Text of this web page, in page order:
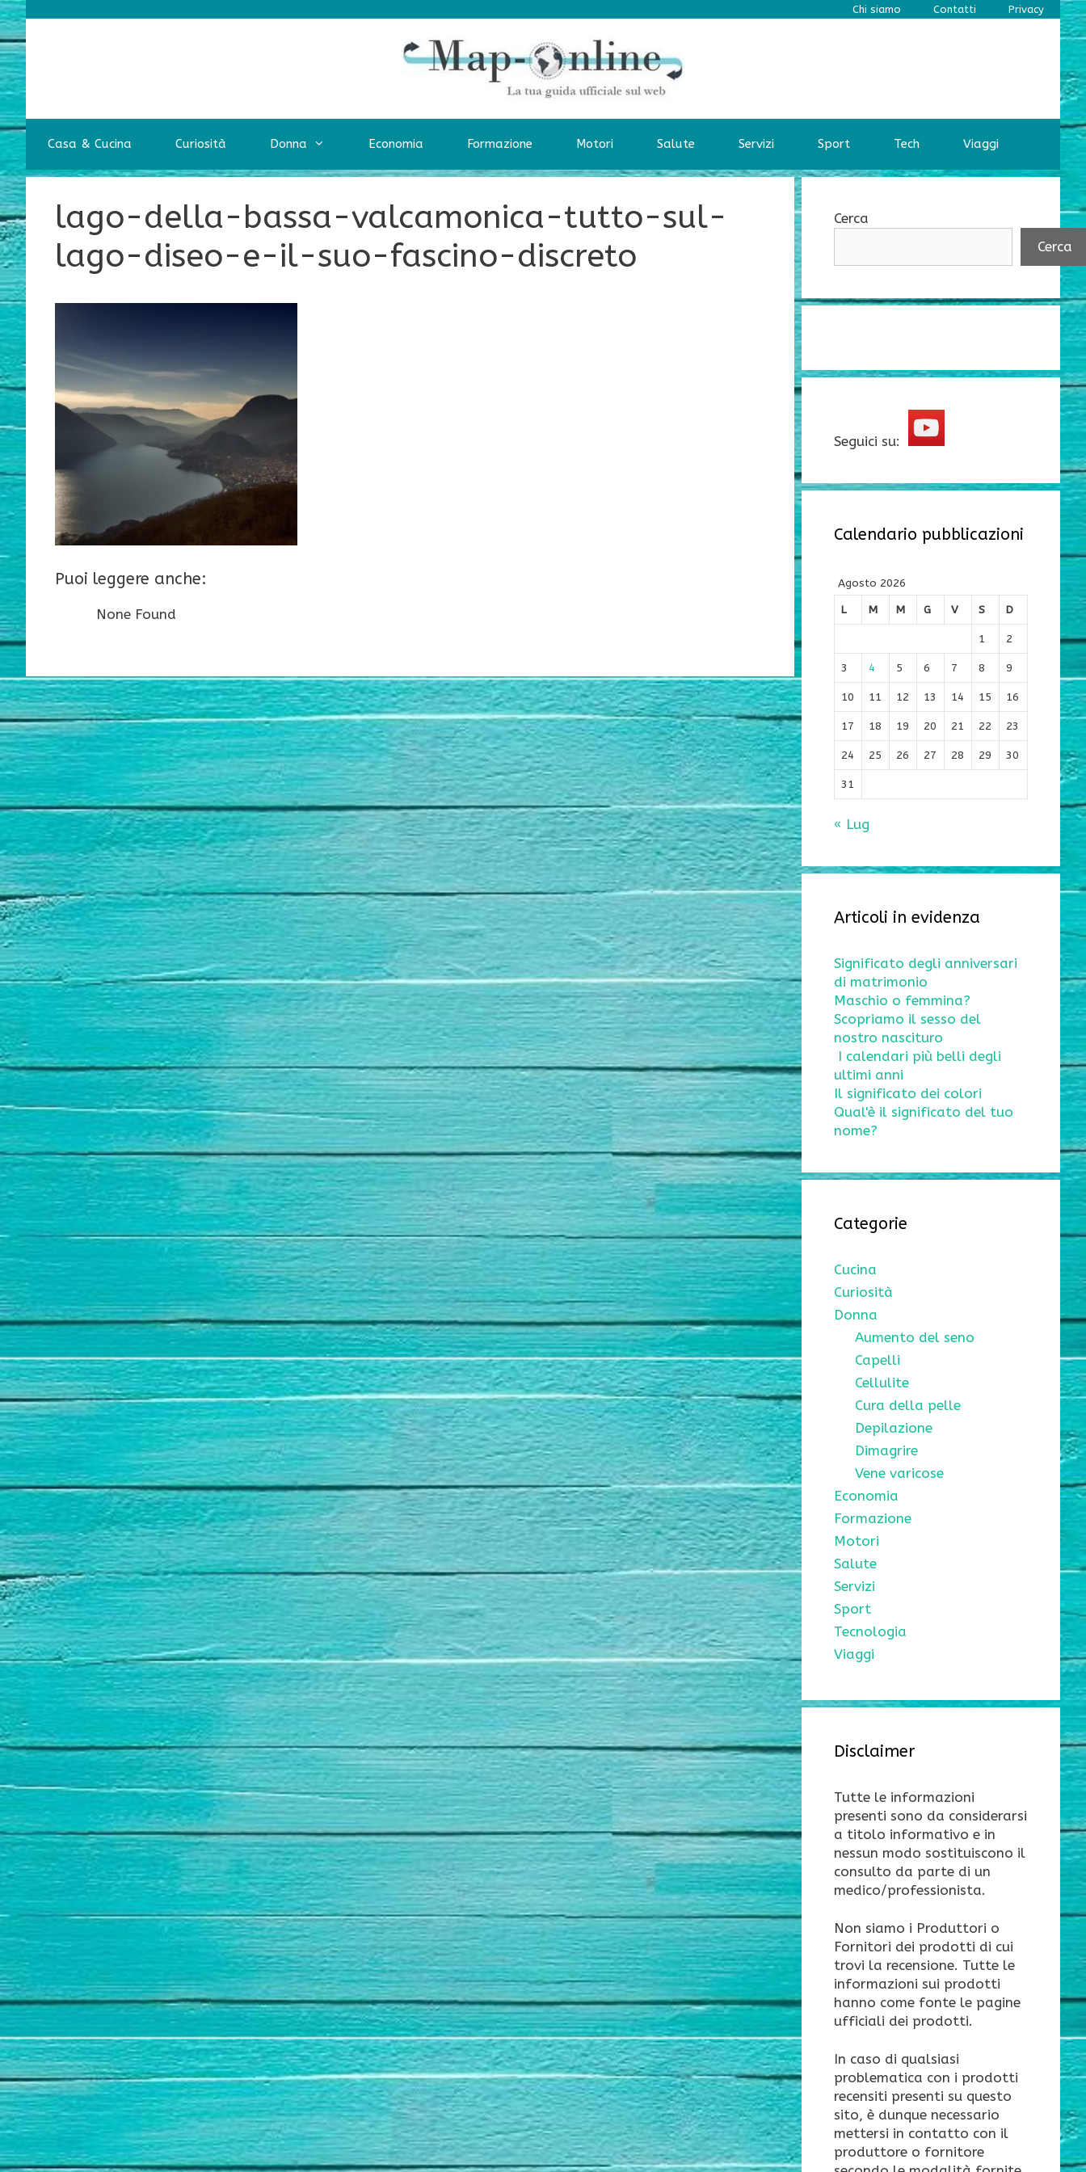
Vai
al
contenuto
Chi siamo Contatti Privacy
Casa & Cucina Curiosità Donna Economia Formazione Motori Salute Servizi Sport Tech Viaggi
lago-della-bassa-valcamonica-tutto-sul-
lago-diseo-e-il-suo-fascino-discreto
Puoi leggere anche:
None Found
Cerca
Cerca
Seguici su:
Calendario pubblicazioni
Agosto 2026
L
M M G V S D
1 2
3 4 5 6 7 8 9
10 11 12 13 14 15 16
17 18 19 20 21 22 23
24 25 26 27 28 29 30
31
« Lug
Articoli in evidenza
Significato degli anniversari
di matrimonio
Maschio o femmina?
Scopriamo il sesso del
nostro nascituro
I calendari più belli degli
ultimi anni
Il significato dei colori
Qual'è il significato del tuo
nome?
Categorie
Cucina
Curiosità
Donna
Aumento del seno
Capelli
Cellulite
Cura della pelle
Depilazione
Dimagrire
Vene varicose
Economia
Formazione
Motori
Salute
Servizi
Sport
Tecnologia
Viaggi
Disclaimer
Tutte le informazioni
presenti sono da considerarsi
a titolo informativo e in
nessun modo sostituiscono il
consulto da parte di un
medico/professionista.
Non siamo i Produttori o
Fornitori dei prodotti di cui
trovi la recensione. Tutte le
informazioni sui prodotti
hanno come fonte le pagine
ufficiali dei prodotti.
In caso di qualsiasi
problematica con i prodotti
recensiti presenti su questo
sito, è dunque necessario
mettersi in contatto con il
produttore o fornitore